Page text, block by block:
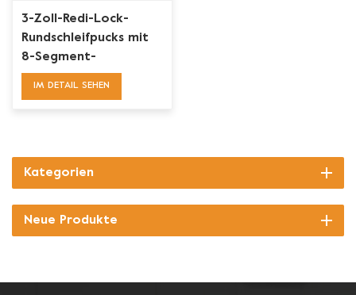
3-Zoll-Redi-Lock-
Rundschleifpucks mit
8-Segment-
Diamantwerkzeugen
IM DETAIL SEHEN
Kategorien
Neue Produkte